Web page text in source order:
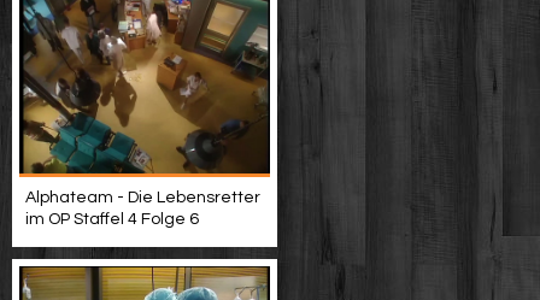
Alphateam - Die Lebensretter
im OP Staffel 4 Folge 6